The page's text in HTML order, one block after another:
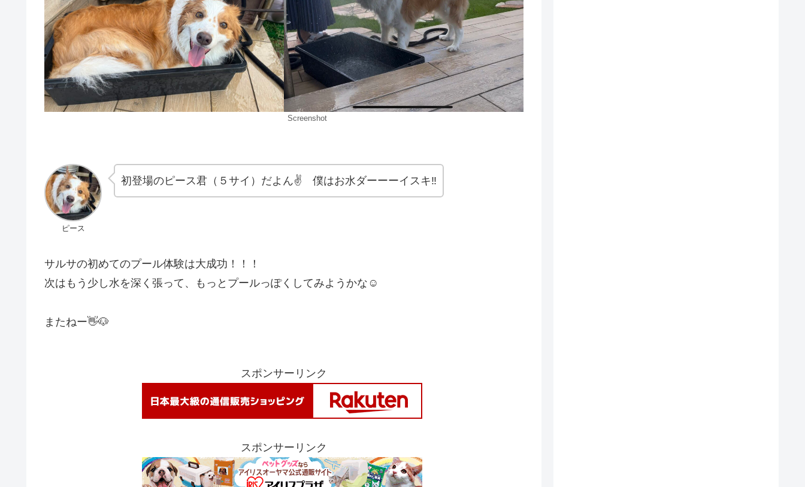
Screenshot
ピース
初登場のピース君（５サイ）だよん✌️ 僕はお水ダーーーイスキ‼︎
サルサの初めてのプール体験は大成功！！！
次はもう少し水を深く張って、もっとプールっぽくしてみようかな☺️
またねー👋🐶
スポンサーリンク
スポンサーリンク